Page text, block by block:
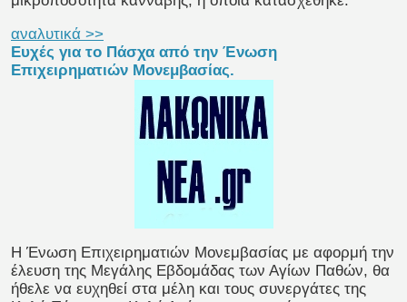
αναλυτικά >>
Ευχές για το Πάσχα από την Ένωση
Επιχειρηματιών Μονεμβασίας.
Η Ένωση Επιχειρηματιών Μονεμβασίας με αφορμή την
έλευση της Μεγάλης Εβδομάδας των Αγίων Παθών, θα
ήθελε να ευχηθεί στα μέλη και τους συνεργάτες της